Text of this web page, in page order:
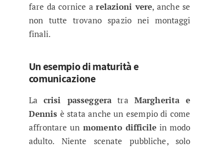
fare da cornice arelazioni vere, anche se
non tutte trovano spazio nei montaggi
finali.
Un esempio di maturità e
comunicazione
Lacrisi passeggeratraMargherita e
Dennis è stata anche un esempio di come
affrontare un momento difficile in modo
adulto. Niente scenate pubbliche, solo